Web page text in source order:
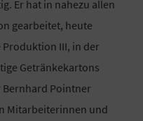
Er hat in nahezu allen
gearbeitet, heute
III, in der
Getränkekartons
Pointner
Mitarbeiterinnen und